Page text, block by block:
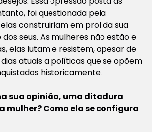
foi questionada pela
construiriam em prol da sua
seus. As mulheres não estão e
elas lutam e resistem, apesar de
atuais a políticas que se opõem
historicamente.
sua opinião, uma ditadura
mulher? Como ela se configura